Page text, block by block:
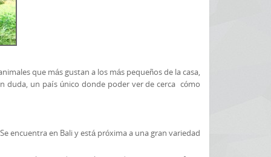
que más gustan a los más pequeños de la casa,
duda, un país único donde poder ver de cerca cómo
encuentra en Bali y está próxima a una gran variedad